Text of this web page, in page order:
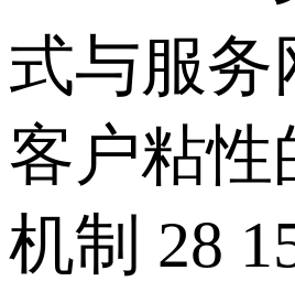
式与服务
客户粘性
机制 28